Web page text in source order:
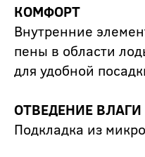
КОМФОРТ
Внутренние
пены в области
для удобной
ОТВЕДЕНИЕ ВЛАГИ
Подкладка из